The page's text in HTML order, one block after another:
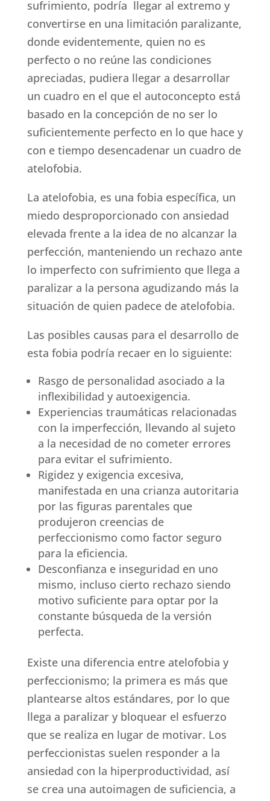
sufrimiento, podría llegar al extremo y
convertirse en una limitación paralizante,
donde evidentemente, quien no es
perfecto o no reúne las condiciones
apreciadas, pudiera llegar a desarrollar
un cuadro en el que el autoconcepto está
basado en la concepción de no ser lo
suficientemente perfecto en lo que hace y
con e tiempo desencadenar un cuadro de
atelofobia.
La atelofobia, es una fobia específica, un
miedo desproporcionado con ansiedad
elevada frente a la idea de no alcanzar la
perfección, manteniendo un rechazo ante
lo imperfecto con sufrimiento que llega a
paralizar a la persona agudizando más la
situación de quien padece de atelofobia.
Las posibles causas para el desarrollo de
esta fobia podría recaer en lo siguiente:
Rasgo de personalidad asociado a la
inflexibilidad y autoexigencia.
Experiencias traumáticas relacionadas
con la imperfección, llevando al sujeto
a la necesidad de no cometer errores
para evitar el sufrimiento.
Rigidez y exigencia excesiva,
manifestada en una crianza autoritaria
por las figuras parentales que
produjeron creencias de
perfeccionismo como factor seguro
para la eficiencia.
Desconfianza e inseguridad en uno
mismo, incluso cierto rechazo siendo
motivo suficiente para optar por la
constante búsqueda de la versión
perfecta.
Existe una diferencia entre atelofobia y
perfeccionismo; la primera es más que
plantearse altos estándares, por lo que
llega a paralizar y bloquear el esfuerzo
que se realiza en lugar de motivar. Los
perfeccionistas suelen responder a la
ansiedad con la hiperproductividad, así
se crea una autoimagen de suficiencia, a